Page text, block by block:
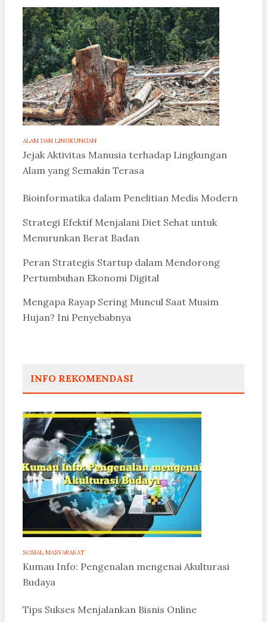
ALAM DAN LINGKUNGAN
Jejak Aktivitas Manusia terhadap Lingkungan
Alam yang Semakin Terasa
Bioinformatika dalam Penelitian Medis Modern
Strategi Efektif Menjalani Diet Sehat untuk
Menurunkan Berat Badan
Peran Strategis Startup dalam Mendorong
Pertumbuhan Ekonomi Digital
Mengapa Rayap Sering Muncul Saat Musim
Hujan? Ini Penyebabnya
INFO REKOMENDASI
SOSIAL MASYARAKAT
Kumau Info: Pengenalan mengenai Akulturasi
Budaya
Tips Sukses Menjalankan Bisnis Online